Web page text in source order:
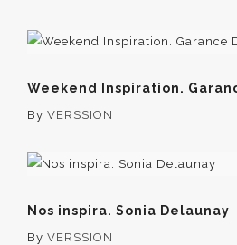
Weekend Inspiration.
By VERSSION
Nos inspira. Sonia Delaunay
By VERSSION